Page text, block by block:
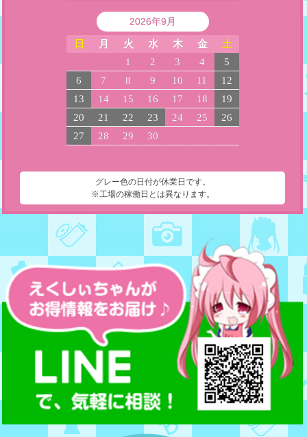
2026年9月
日 月 火 水 木 金 土
1 2 3 4
5
6
7 8 9 10 11
12
13
14 15 16 17 18
19
20
21 22 23 24 25
26
27
28 29 30
グレー色の日付が休業日です。
※工場の稼働日とは異なります。